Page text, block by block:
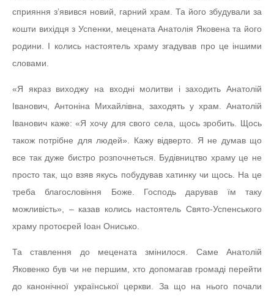
сприяння з’явився новий, гарний храм. Та його збудували за
кошти вихідця з Успенки, мецената Анатолія Яковена та його
родини. І колись настоятель храму згадував про це іншими
словами.
«Я якраз виходжу на входні молитви і заходить Анатолій
Іванович, Антоніна Михайлівна, заходять у храм. Анатолій
Іванович каже: «Я хочу для свого села, щось зробить. Щось
також потрібне для людей». Кажу відверто. Я не думав що
все так дуже бистро розпочнеться. Будівництво храму це не
просто так, що взяв якусь побудував хатинку чи щось. На це
треба благословіння Боже. Господь дарував їм таку
можливість», – казав колись настоятель Свято-Успенського
храму протоєрей Іоан Онисько.
Та ставлення до мецената змінилося. Саме Анатолій
Яковенко був чи не першим, хто допомагав громаді перейти
до канонічної української церкви. За що на нього почали